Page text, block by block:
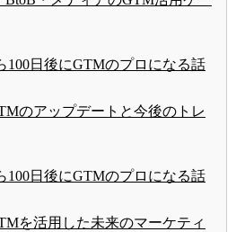
100日後にGTMのプロになる話
のアップデートと今後のトレ
100日後にGTMのプロになる話
を活用した未来のマーケティ